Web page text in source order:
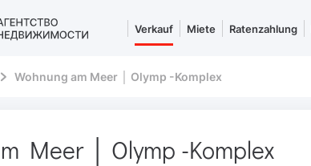
Verkauf Miete Ratenzahlung
Wohnung am Meer │ Olymp -Komplex
Meer │ Olymp -Komplex